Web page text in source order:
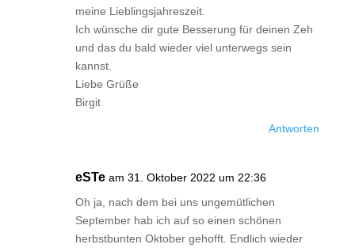
meine Lieblingsjahreszeit.
Ich wünsche dir gute Besserung für deinen Zeh
und das du bald wieder viel unterwegs sein
kannst.
Liebe Grüße
Birgit
Antworten
eSTe am 31. Oktober 2022 um 22:36
Oh ja, nach dem bei uns ungemütlichen
September hab ich auf so einen schönen
herbstbunten Oktober gehofft. Endlich wieder